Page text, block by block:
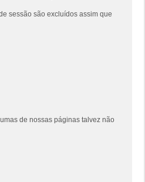
sessão são excluídos assim que
de nossas páginas talvez não